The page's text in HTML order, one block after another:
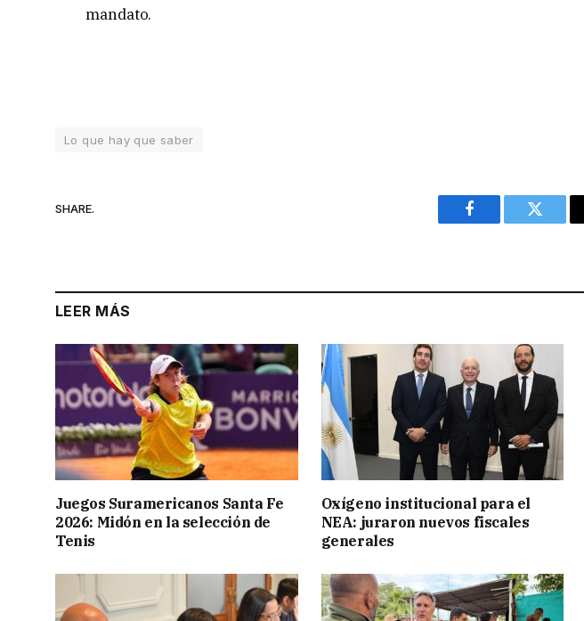
mandato.
Lo que hay que saber
SHARE.
Facebook Twitter
LEER MÁS
Juegos Suramericanos Santa Fe
2026: Midón en la selección de
Tenis
Oxígeno institucional para el
NEA: juraron nuevos fiscales
generales